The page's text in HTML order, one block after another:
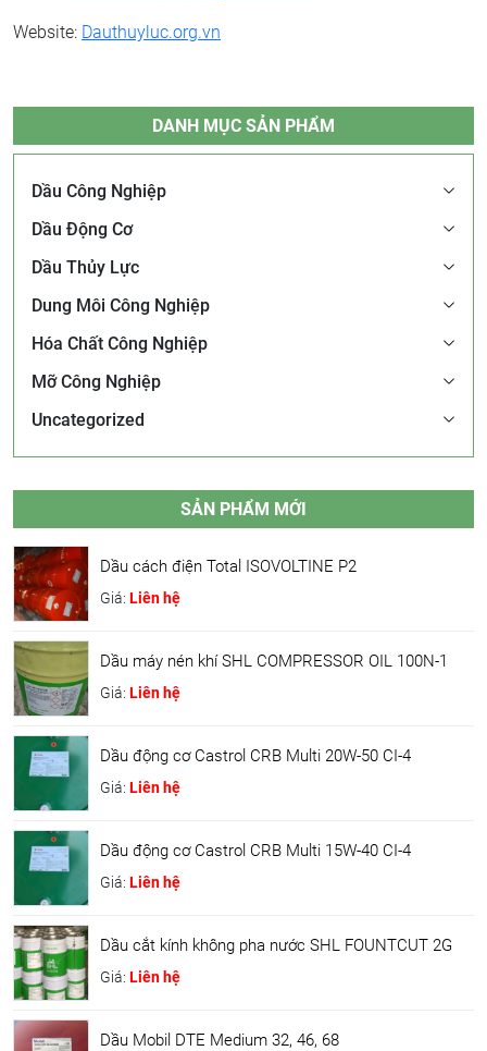
Website: Dauthuyluc.org.vn
DANH MỤC SẢN PHẨM
Dầu Công Nghiệp
Dầu Động Cơ
Dầu Thủy Lực
Dung Môi Công Nghiệp
Hóa Chất Công Nghiệp
Mỡ Công Nghiệp
Uncategorized
SẢN PHẨM MỚI
Dầu cách điện Total ISOVOLTINE P2
Giá: Liên hệ
Dầu máy nén khí SHL COMPRESSOR OIL 100N-1
Giá: Liên hệ
Dầu động cơ Castrol CRB Multi 20W-50 CI-4
Giá: Liên hệ
Dầu động cơ Castrol CRB Multi 15W-40 CI-4
Giá: Liên hệ
Dầu cắt kính không pha nước SHL FOUNTCUT 2G
Giá: Liên hệ
Dầu Mobil DTE Medium 32, 46, 68